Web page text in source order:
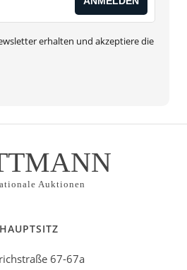
erhalten und akzeptiere die
Auktionen
HAUPTSITZ
67-67a